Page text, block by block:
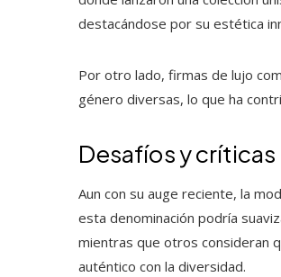
destacándose por su estética
Por otro lado, firmas de lujo
género diversas, lo que ha
Desafíos y críticas
Aun con su auge reciente, la
esta denominación podría
mientras que otros consideran
auténtico con la diversidad.